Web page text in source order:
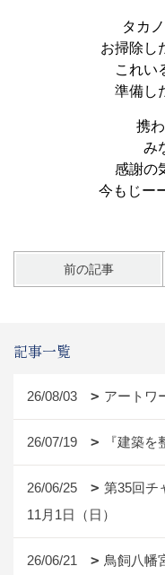
タカ
お掃除し
これい
準備し
携
み
感謝の
今もじー
前の記事
記事一覧
26/08/03 アートワ
26/07/19 『建築を
26/06/25
第35回チ
11月1日（日）
26/06/21 鳥飼八幡